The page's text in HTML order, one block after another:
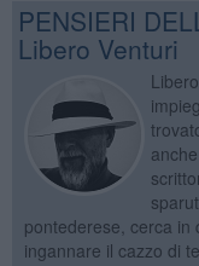
PENSIERI
Libero Venturi
pontederese, cerca in
ingannare il cazzo di